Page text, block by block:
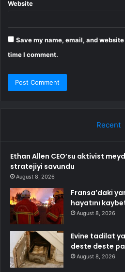
Website
Save my name, email, and
time I comment.
Recent
Ethan Allen CEO’su aktivist
stratejiyi savundu
August 8, 2026
Fransa’daki
hayatını
August 8, 2026
Evine tadilat
deste deste
August 8, 2026